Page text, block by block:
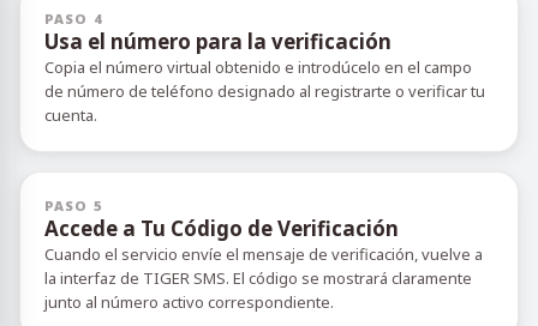
PASO 4
Usa el número para la verificación
Copia el número virtual obtenido e introdúcelo en el campo
de número de teléfono designado al registrarte o verificar tu
cuenta.
PASO 5
Accede a Tu Código de Verificación
Cuando el servicio envíe el mensaje de verificación, vuelve a
la interfaz de TIGER SMS. El código se mostrará claramente
junto al número activo correspondiente.